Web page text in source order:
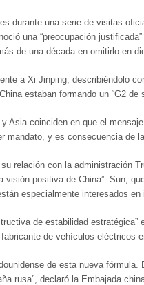
durante una serie de visitas
una “preocupación
de una década en omitirlo en
a Xi Jinping, describiéndolo
estaban formando un “G2
Asia coinciden en que el
mandato, y es consecuencia
relación con la administración
visión positiva de China”. Sun,
especialmente interesados
de estabilidad
de vehículos
de esta nueva
rusa”, declaró la Embajada